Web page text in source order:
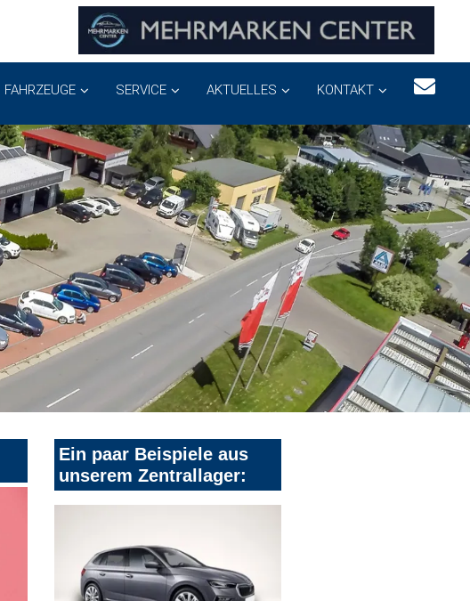
FAHRZEUGE SERVICE AKTUELLES KONTAKT
Ein paar Beispiele aus
unserem Zentrallager: